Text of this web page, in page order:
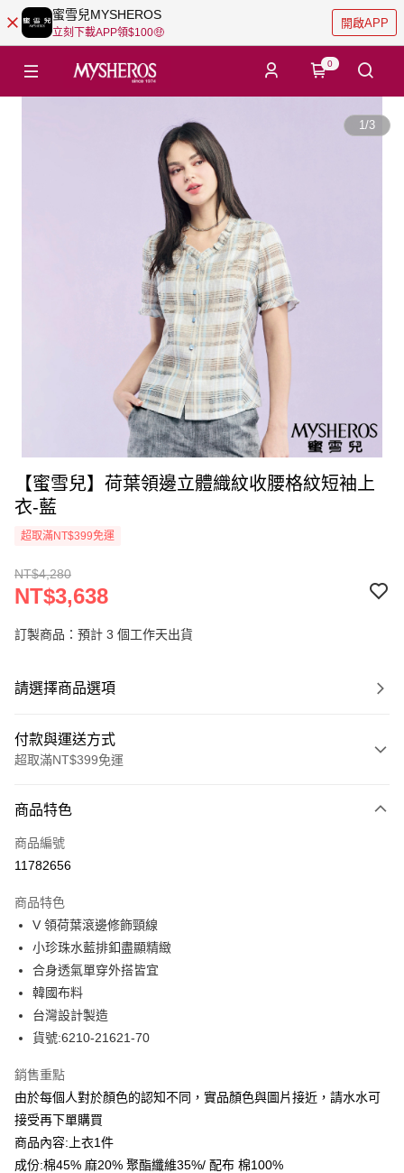
蜜雪兒MYSHEROS
立刻下載APP領$100🤑
開啟APP
0
1/3
【蜜雪兒】荷葉領邊立體織紋收腰格紋短袖上
衣-藍
超取滿NT$399免運
NT$4,280
NT$3,638
訂製商品：預計 3 個工作天出貨
請選擇商品選項
付款與運送方式
超取滿NT$399免運
信用卡一次付款
LINE Pay
街口支付
悠遊付
全盈+PAY
ATM付款
運送方式
付款後全家取貨
每筆NT$80，滿NT$399(含以上)免運費
商品特色
商品編號
11782656
商品特色
V 領荷葉滾邊修飾頸線
小珍珠水藍排釦盡顯精緻
合身透氣單穿外搭皆宜
韓國布料
台灣設計製造
貨號:6210-21621-70
銷售重點
由於每個人對於顏色的認知不同，實品顏色與圖片接近，請水水可
接受再下單購買
商品內容:上衣1件
成份:棉45% 麻20% 聚酯纖維35%/ 配布 棉100%